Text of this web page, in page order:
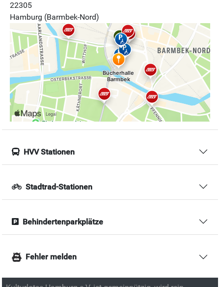
22305
Hamburg (Barmbek-Nord)
HVV Stationen
Stadtrad-Stationen
Behindertenparkplätze
Fehler melden